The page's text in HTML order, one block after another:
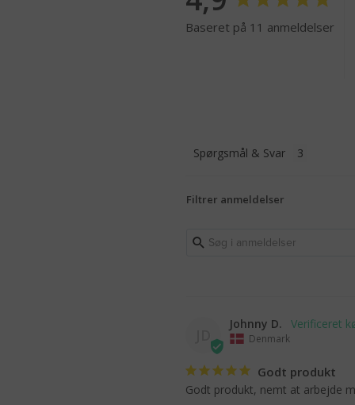
Baseret på 11 anmeldelser
Spørgsmål & Svar
Filtrer anmeldelser
Johnny D.
Denmark
Godt produkt
Godt produkt, nemt at arbejde